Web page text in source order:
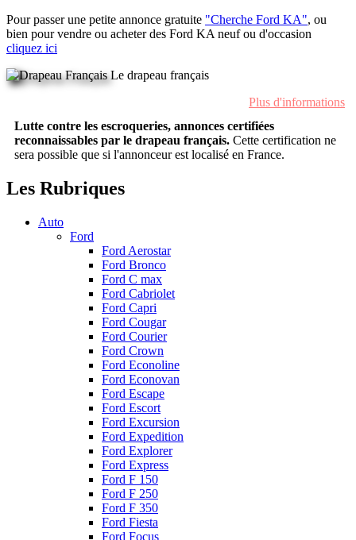
Pour passer une petite annonce gratuite "Cherche Ford KA", ou
bien pour vendre ou acheter des Ford KA neuf ou d'occasion
cliquez ici
Le drapeau français
Plus d'informations
Lutte contre les escroqueries, annonces certifiées
reconnaissables par le drapeau français. Cette certification ne
sera possible que si l'annonceur est localisé en France.
Les Rubriques
Auto
Ford
Ford Aerostar
Ford Bronco
Ford C max
Ford Cabriolet
Ford Capri
Ford Cougar
Ford Courier
Ford Crown
Ford Econoline
Ford Econovan
Ford Escape
Ford Escort
Ford Excursion
Ford Expedition
Ford Explorer
Ford Express
Ford F 150
Ford F 250
Ford F 350
Ford Fiesta
Ford Focus